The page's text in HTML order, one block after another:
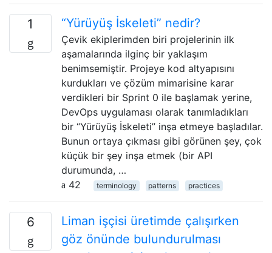
1 “Yürüyüş İskeleti” nedir?
Çevik ekiplerimden biri projelerinin ilk
aşamalarında ilginç bir yaklaşım
benimsemiştir. Projeye kod altyapısını
kurdukları ve çözüm mimarisine karar
verdikleri bir Sprint 0 ile başlamak yerine,
DevOps uygulaması olarak tanımladıkları
bir “Yürüyüş İskeleti” inşa etmeye başladılar.
Bunun ortaya çıkması gibi görünen şey, çok
küçük bir şey inşa etmek (bir API
durumunda, …
42
terminology patterns practices
6
Liman işçisi üretimde çalışırken
göz önünde bulundurulması